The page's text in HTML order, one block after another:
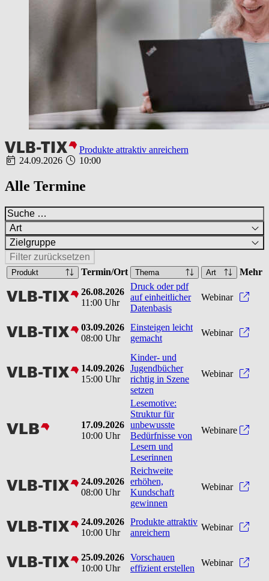
Produkte attraktiv anreichern
24.09.2026
10:00
Alle Termine
Art
Zielgruppe
Filter zurücksetzen
Produkt Termin/Ort Thema Art Mehr
vlbtix
26.08.2026
11:00 Uhr
Druck oder pdf
auf einheitlicher
Datenbasis
Webinar
vlbtix
03.09.2026
08:00 Uhr
Einsteigen leicht
gemacht
Webinar
vlbtix
14.09.2026
15:00 Uhr
Kinder- und
Jugendbücher
richtig in Szene
setzen
Webinar
vlb
17.09.2026
10:00 Uhr
Lesemotive:
Struktur für
unbewusste
Bedürfnisse von
Lesern und
Leserinnen
Webinare
vlbtix
24.09.2026
08:00 Uhr
Reichweite
erhöhen,
Kundschaft
gewinnen
Webinar
vlbtix
24.09.2026
10:00 Uhr
Produkte attraktiv
anreichern
Webinar
vlbtix
25.09.2026
10:00 Uhr
Vorschauen
effizient erstellen
Webinar